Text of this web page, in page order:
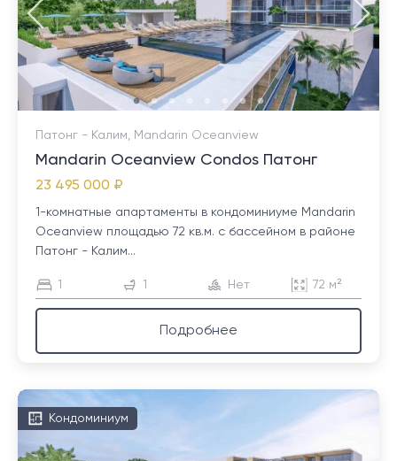
Патонг - Калим, Mandarin Oceanview
Mandarin Oceanview Condos Патонг
23 495 000 ₽
1-комнатные апартаменты в кондоминиуме Mandarin
Oceanview площадью 72 кв.м. с бассейном в районе
Патонг - Калим...
1 1 Нет 72 м²
Подробнее
Кондоминиум